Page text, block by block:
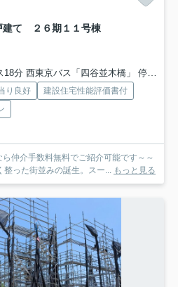
て ２６期 １１号棟
西東京バス「四谷並木橋」 停歩2分
り良好
建設住宅性能評価書付
仲介手数料無料でご紹介可能です～～
った街並みの誕生。スー...
もっと見る